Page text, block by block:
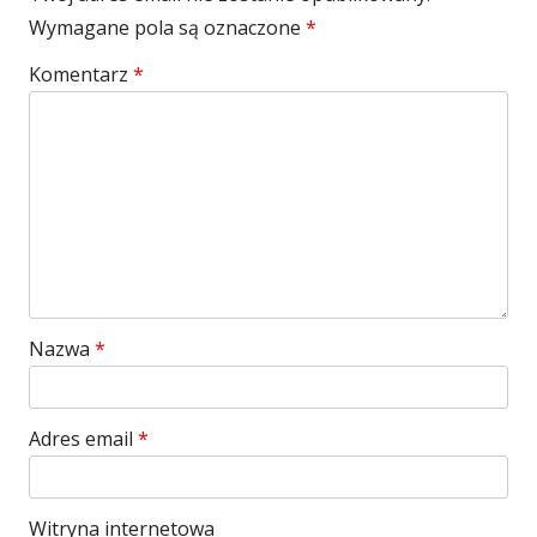
Wymagane pola są oznaczone *
Komentarz *
Nazwa *
Adres email *
Witryna internetowa